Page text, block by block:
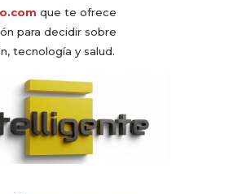
que te ofrece
para decidir sobre
tecnología y salud.